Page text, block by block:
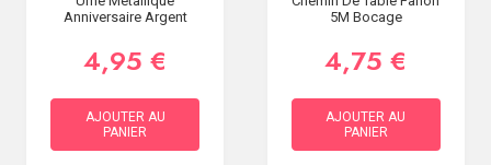
Anniversaire Argent
4,95 €
AJOUTER AU
PANIER
5M Bocage
4,75 €
AJOUTER AU
PANIER